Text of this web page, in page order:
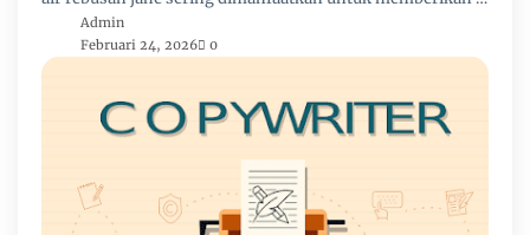
Admin
Februari 24, 2026
0